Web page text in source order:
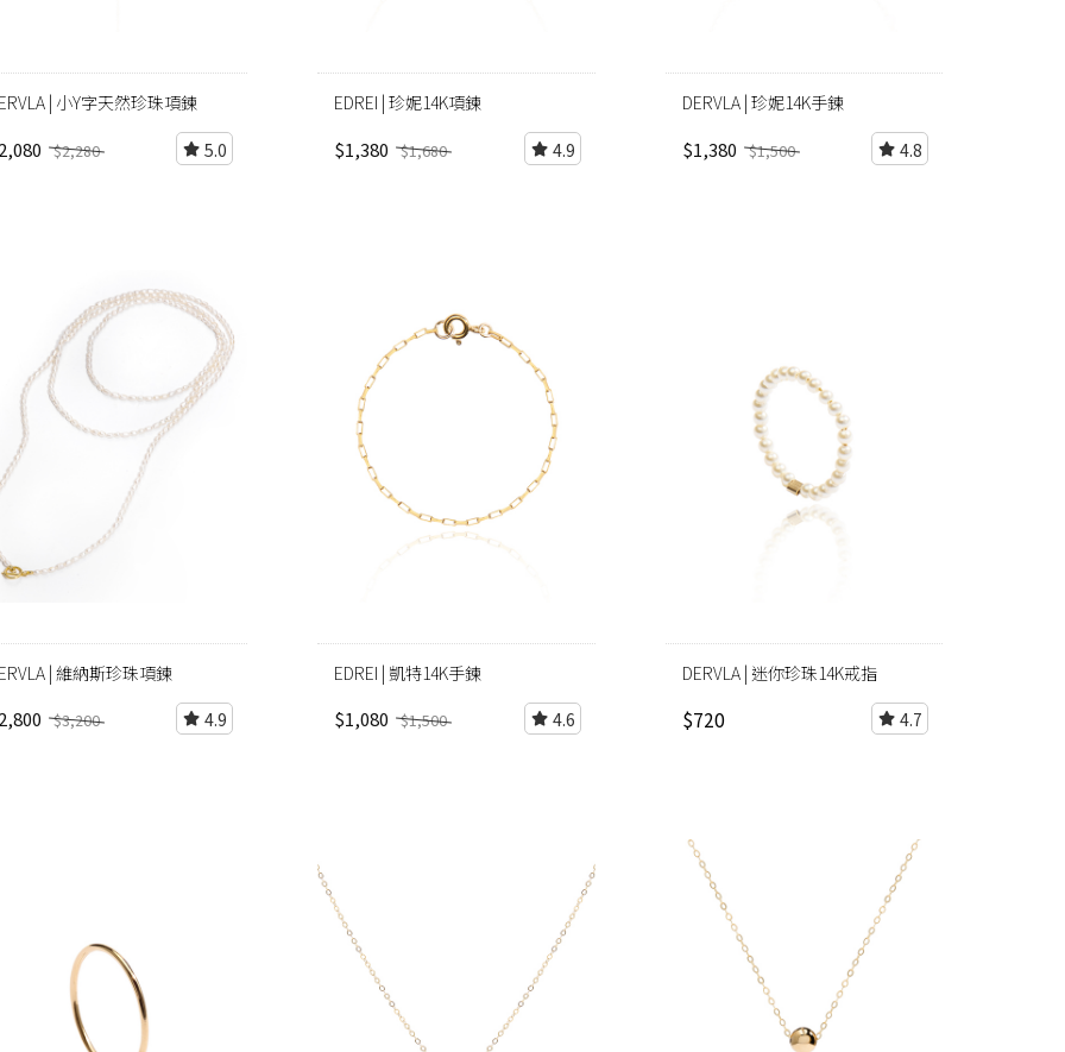
| 小Y字天然珍珠項鍊
$2,280 5.0
EDREI | 珍妮14K項鍊
$1,380 $1,680 4.9
DERVLA | 珍妮14K手鍊
$1,380 $1,500 4.8
| 維納斯珍珠項鍊
$3,200 4.9
EDREI | 凱特14K手鍊
$1,080 $1,500 4.6
DERVLA | 迷你珍珠14K戒指
$720 4.7